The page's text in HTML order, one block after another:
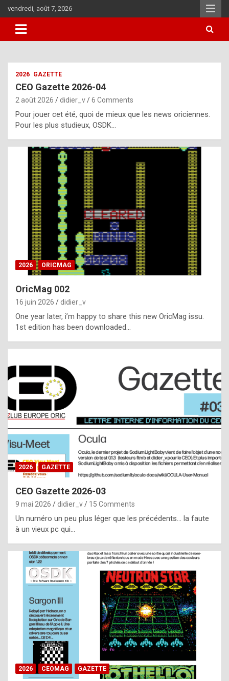
to
content
vendredi, août 7, 2026
i
u
l
y
d
i
ff
i
l
t
t
s
t
a
s
i
e
f
o
m
m
a
y
b
e
b
y
2026 GAZETTE
CEO Gazette 2026-04
2 août 2026 didier_v 6 Comments
Pour jouer cet été, quoi de mieux que les news oriciennes.
Pour les plus studieux, OSDK…
2026 ORICMAG
OricMag 002
16 juin 2026 didier_v
One year later, i’m happy to share this new OricMag issu.
1st edition has been downloaded…
2026 GAZETTE
CEO Gazette 2026-03
9 mai 2026 didier_v 15 Comments
Un numéro un peu plus léger que les précédents… la faute
à un vieux pc qui…
2026 CEOMAG GAZETTE